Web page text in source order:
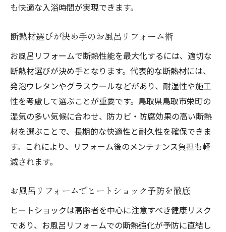
も快適な入浴時間が実現できます。
断熱材選びが決め手のお風呂リフォーム術
お風呂リフォームで断熱性能を最大化するには、適切な
断熱材選びが決め手となります。代表的な断熱材には、
発泡ウレタンやグラスウールなどがあり、耐湿性や施工
性を考慮して選ぶことが重要です。鳥取県鳥取市栄町の
湿気の多い気候に合わせ、防カビ・防腐効果の高い断熱
材を選ぶことで、長期的な快適性と耐久性を確保できま
す。これにより、リフォーム後のメンテナンス負担も軽
減されます。
お風呂リフォームでヒートショック予防を徹底
ヒートショックは高齢者を中心に注意すべき健康リスク
であり、お風呂リフォームでの断熱強化が予防に直結し